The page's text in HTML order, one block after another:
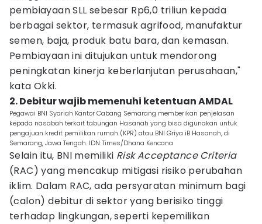
pembiayaan SLL sebesar Rp6,0 triliun kepada
berbagai sektor, termasuk agrifood, manufaktur
semen, baja, produk batu bara, dan kemasan.
Pembiayaan ini ditujukan untuk mendorong
peningkatan kinerja keberlanjutan perusahaan,"
kata Okki.
2. Debitur wajib memenuhi ketentuan AMDAL
Pegawai BNI Syariah Kantor Cabang Semarang memberikan penjelasan
kepada nasabah terkait tabungan Hasanah yang bisa digunakan untuk
pengajuan kredit pemilikan rumah (KPR) atau BNI Griya iB Hasanah, di
Semarang, Jawa Tengah. IDN Times/Dhana Kencana
Selain itu, BNI memiliki Risk Acceptance Criteria
(RAC) yang mencakup mitigasi risiko perubahan
iklim. Dalam RAC, ada persyaratan minimum bagi
(calon) debitur di sektor yang berisiko tinggi
terhadap lingkungan, seperti kepemilikan